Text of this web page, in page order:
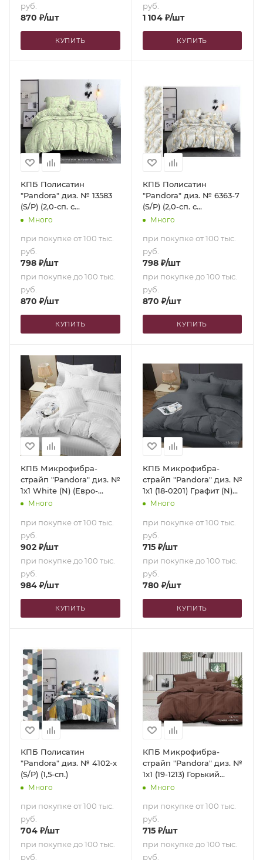
руб.
870 ₽/шт
КУПИТЬ
руб.
1 104₽/шт
КУПИТЬ
КПБ Полисатин
"Pandora" диз. № 13583
(S/P) (2,0-сп. с
европростыней)
Много
при покупке от 100 тыс.
руб.
798 ₽/шт
при покупке до 100 тыс.
руб.
870 ₽/шт
КУПИТЬ
КПБ Полисатин
"Pandora" диз. № 6363-7
(S/P) (2,0-сп. с
европростыней)
Много
при покупке от 100 тыс.
руб.
798₽/шт
при покупке до 100 тыс.
руб.
870 ₽/шт
КУПИТЬ
КПБ Микрофибра-
страйп "Pandora" диз. №
1х1 White (N) (Евро-
стандарт)
Много
при покупке от 100 тыс.
руб.
902 ₽/шт
при покупке до 100 тыс.
руб.
984 ₽/шт
КУПИТЬ
КПБ Микрофибра-
страйп "Pandora" диз. №
1х1 (18-0201) Графит (N)
(1,5-сп.)
Много
при покупке от 100 тыс.
руб.
715₽/шт
при покупке до 100 тыс.
руб.
780 ₽/шт
КУПИТЬ
КПБ Полисатин
"Pandora" диз. № 4102-x
(S/P) (1,5-сп.)
Много
при покупке от 100 тыс.
руб.
704 ₽/шт
при покупке до 100 тыс.
руб.
КПБ Микрофибра-
страйп "Pandora" диз. №
1х1 (19-1213) Горький
шоколад (N) (1,5-сп.)
Много
при покупке от 100 тыс.
руб.
715₽/шт
при покупке до 100 тыс.
руб.